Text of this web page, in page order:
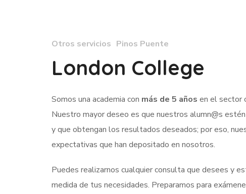
Otros servicios Pinos Puente
London College
Somos una academia con más de 5 años en el sector
Nuestro mayor deseo es que nuestros alumn@s
y que obtengan los resultados deseados; por eso,
expectativas que han depositado en nosotros.
Puedes realizarnos cualquier consulta que desees y
medida de tus necesidades. Preparamos para